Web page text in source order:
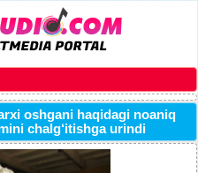
oshgani haqidagi noaniq
chalg‘itishga urindi